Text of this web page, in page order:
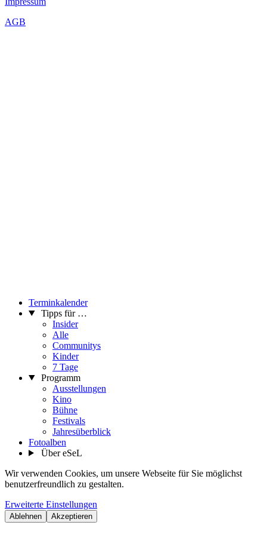
AGB
Terminkalender
Tipps für …
Insider
Alle
Communitys
Kinder
7 Tage
Programm
Ausstellungen
Kino
Bühne
Festivals
Jahresüberblick
Fotoalben
Über eSeL
Wir verwenden Cookies, um unsere Webseite für Sie möglichst
benutzerfreundlich zu gestalten.
Erweiterte Einstellungen
Ablehnen Akzeptieren